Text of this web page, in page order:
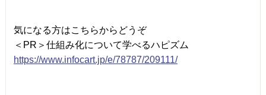
気になる方はこちらからどうぞ
＜PR＞仕組み化について学べるハピズム
https://www.infocart.jp/e/78787/209111/